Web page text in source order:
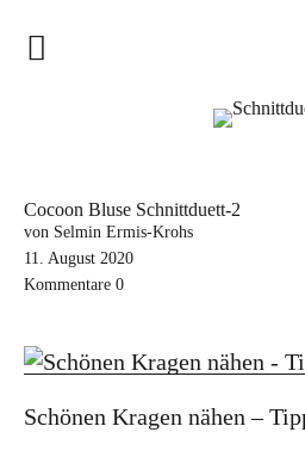
Schnittduett
Cocoon Bluse Schnittduett-2
von Selmin Ermis-Krohs
11. August 2020
Kommentare 0
Schönen Kragen nähen –